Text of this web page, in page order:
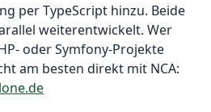
per TypeScript hinzu. Beide
weiterentwickelt. Wer
oder Symfony-Projekte
am besten direkt mit NCA: